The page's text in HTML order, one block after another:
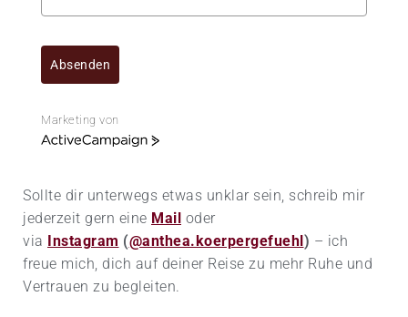
Absenden
Marketing von
A
v
C
a
m
Sollte dir unterwegs etwas unklar sein, schreib mir
jederzeit gern eine Mail oder
via Instagram (@anthea.koerpergefuehl) – ich
freue mich, dich auf deiner Reise zu mehr Ruhe und
Vertrauen zu begleiten.